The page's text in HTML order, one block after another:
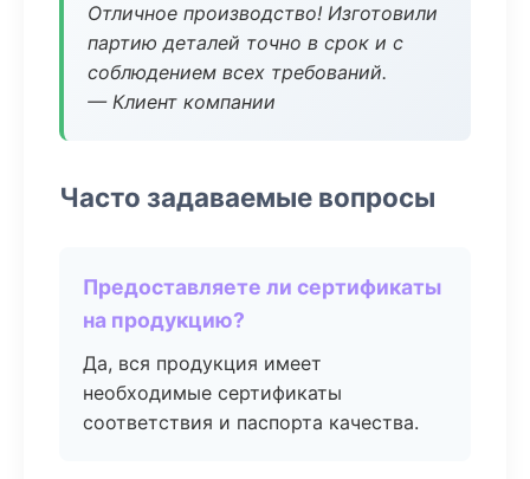
Отличное производство! Изготовили
партию деталей точно в срок и с
соблюдением всех требований.
— Клиент компании
Часто задаваемые вопросы
Предоставляете ли сертификаты
на продукцию?
Да, вся продукция имеет
необходимые сертификаты
соответствия и паспорта качества.